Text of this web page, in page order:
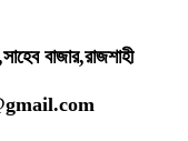
বাজার,রাজশাহী